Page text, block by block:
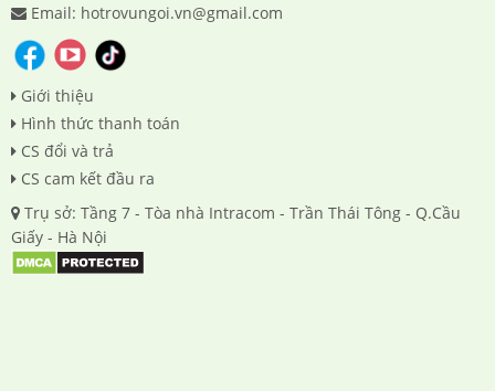
Email: hotrovungoi.vn@gmail.com
Giới thiệu
Hình thức thanh toán
CS đổi và trả
CS cam kết đầu ra
Trụ sở: Tầng 7 - Tòa nhà Intracom - Trần Thái Tông - Q.Cầu
Giấy - Hà Nội